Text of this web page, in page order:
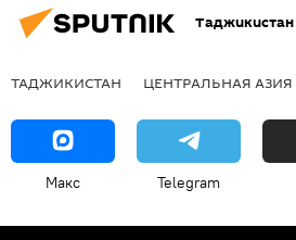
Таджикистан
ТАДЖИКИСТАН ЦЕНТРАЛЬНАЯ АЗИЯ
Макс Telegram